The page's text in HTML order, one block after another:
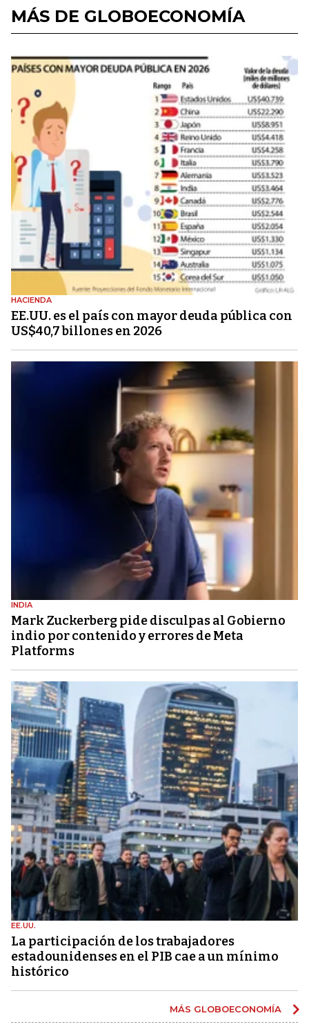
MÁS DE GLOBOECONOMÍA
HACIENDA
EE.UU. es el país con mayor deuda pública con
US$40,7 billones en 2026
INDIA
Mark Zuckerberg pide disculpas al Gobierno
indio por contenido y errores de Meta
Platforms
EE.UU.
La participación de los trabajadores
estadounidenses en el PIB cae a un mínimo
histórico
MÁS GLOBOECONOMÍA